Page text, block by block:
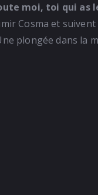
moi, toi qui as
Cosma et
plongée dans la